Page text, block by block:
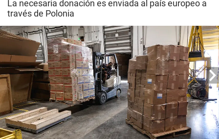
La necesaria donación es enviada al país europeo a
través de Polonia